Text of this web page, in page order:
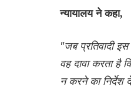
न्यायालय ने कहा,
"जब प्रतिवादी
वह दावा करता है
न करने का निर्देश